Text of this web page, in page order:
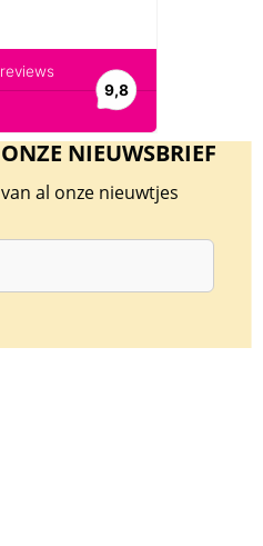
NIEUWSBRIEF
al onze nieuwtjes